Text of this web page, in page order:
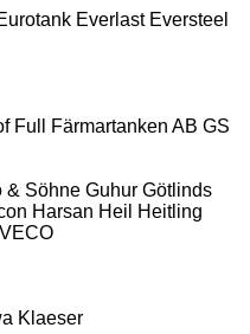
Everlast Eversteel
Full Färmartanken AB GS
& Söhne Guhur Götlinds
Harsan Heil
Heitling
IVECO
Klaeser